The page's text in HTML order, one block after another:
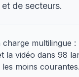
de secteurs.
charge multilingue
la vidéo dans 98
moins courantes.